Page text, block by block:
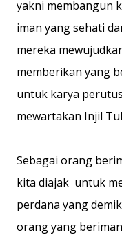
yakni membangun
iman yang sehati
mereka
memberikan yang
untuk karya
mewartakan Injil
Sebagai orang
kita diajak untuk
perdana yang
orang yang